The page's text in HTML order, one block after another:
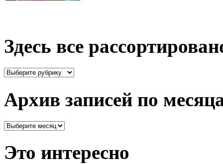
Здесь все
Здесь
Архив записей по
Архив
месяцам
Это интересно